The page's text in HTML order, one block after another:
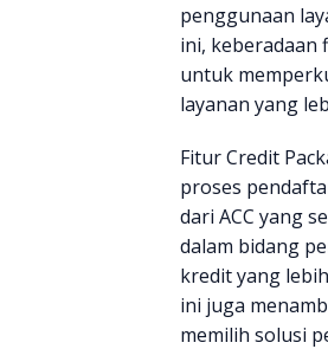
penggunaan
ini, keberadaan
untuk
layanan yang
Fitur Credit
proses
dari ACC yang
dalam bidang
kredit yang
ini juga
memilih solusi